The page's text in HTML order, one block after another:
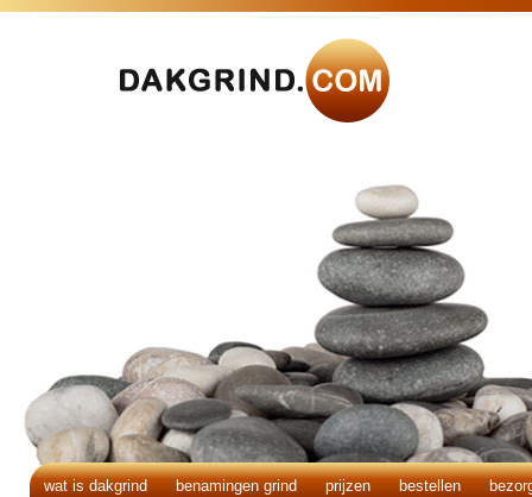
wat is dakgrind benamingen grind prijzen bestellen